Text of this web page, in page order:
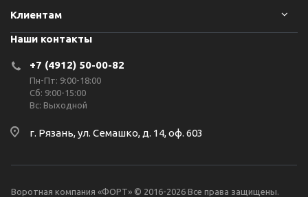
Клиентам
Наши контакты
+7 (4912) 50-00-82
Пн-Пт: 9:00-18:00
Сб: 9:00-15:00
Вс: Выходной
г. Рязань, ул. Семашко, д. 14, оф. 603
Воротная компания «ФОРТ» © 2016-2026 Все права защищены.